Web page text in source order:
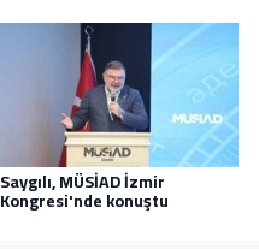
Saygılı, MÜSİAD İzmir
Kongresi'nde konuştu